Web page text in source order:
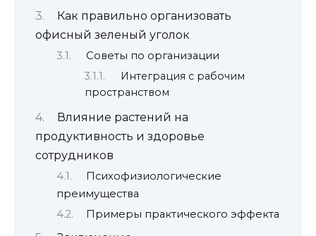
Как правильно организовать
офисный зеленый уголок
Советы по организации
Интеграция с рабочим
пространством
Влияние растений на
продуктивность и здоровье
сотрудников
Психофизиологические
преимущества
Примеры практического эффекта